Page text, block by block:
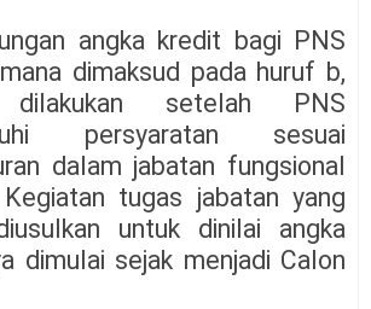
angka kredit bagi PNS
dimaksud pada huruf b,
setelah PNS
persyaratan sesuai
dalam jabatan fungsional
tugas jabatan yang
untuk dinilai angka
dimulai sejak menjadi Calon